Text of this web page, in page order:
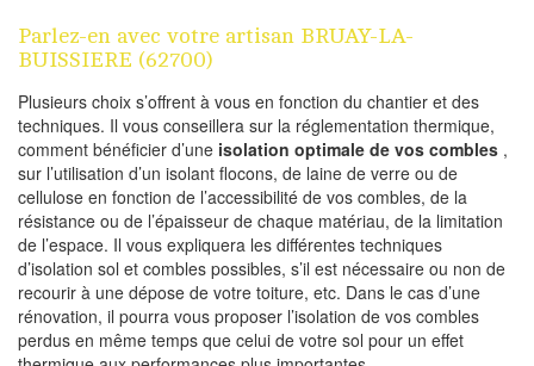
Parlez-en avec votre artisan BRUAY-LA-
BUISSIERE (62700)
Plusieurs choix s’offrent à vous en fonction du chantier et des
techniques. Il vous conseillera sur la réglementation thermique,
comment bénéficier d’une isolation optimale de vos combles ,
sur l’utilisation d’un isolant flocons, de laine de verre ou de
cellulose en fonction de l’accessibilité de vos combles, de la
résistance ou de l’épaisseur de chaque matériau, de la limitation
de l’espace. Il vous expliquera les différentes techniques
d’isolation sol et combles possibles, s’il est nécessaire ou non de
recourir à une dépose de votre toiture, etc. Dans le cas d’une
rénovation, il pourra vous proposer l’isolation de vos combles
perdus en même temps que celui de votre sol pour un effet